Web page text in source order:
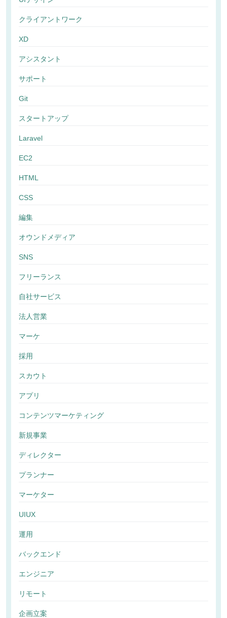
クライアントワーク
XD
アシスタント
サポート
Git
スタートアップ
Laravel
EC2
HTML
CSS
編集
オウンドメディア
SNS
フリーランス
自社サービス
法人営業
マーケ
採用
スカウト
アプリ
コンテンツマーケティング
新規事業
ディレクター
プランナー
マーケター
UIUX
運用
バックエンド
エンジニア
リモート
企画立案